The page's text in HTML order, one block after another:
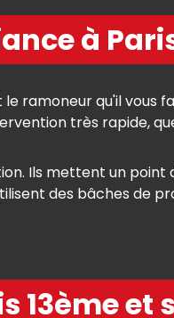
à
ramoneur qu'il vous
très rapide,
Ils mettent un point
des bâches de
13ème et